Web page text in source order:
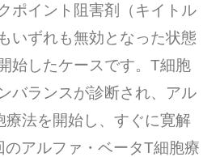
ポイント阻害剤（キイトル
いずれも無効となった状態
始したケースです。T細胞
バランスが診断され、アル
療法を開始し、すぐに寛解
のアルファ・ベータT細胞療